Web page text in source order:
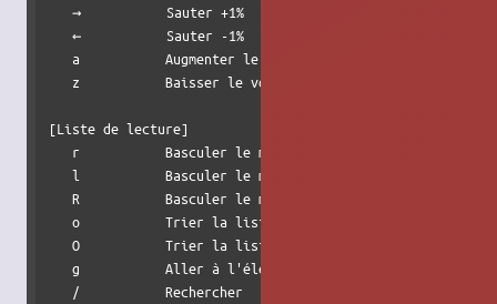
→
←
a
z
[Liste
r
l
R
o
O           Trier la
g
/